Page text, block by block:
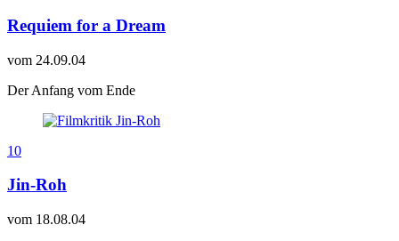
Requiem for a Dream
vom 24.09.04
Der Anfang vom Ende
10
Jin-Roh
vom 18.08.04